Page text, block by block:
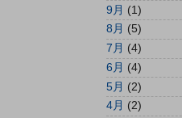
9月 (1)
8月 (5)
7月 (4)
6月 (4)
5月 (2)
4月 (2)